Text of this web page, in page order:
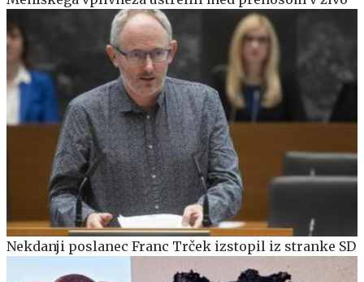
Nekdanji poslanec Franc Trček izstopil iz stranke SD